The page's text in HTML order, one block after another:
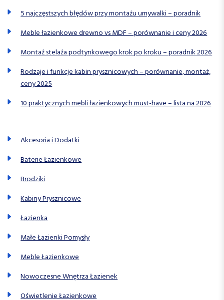
5 najczęstszych błędów przy montażu umywalki – poradnik
Meble łazienkowe drewno vs MDF – porównanie i ceny 2026
Montaż stelaża podtynkowego krok po kroku – poradnik 2026
Rodzaje i funkcje kabin prysznicowych – porównanie, montaż,
ceny 2025
10 praktycznych mebli łazienkowych must-have – lista na 2026
Akcesoria i Dodatki
Baterie Łazienkowe
Brodziki
Kabiny Prysznicowe
Łazienka
Małe Łazienki Pomysły
Meble Łazienkowe
Nowoczesne Wnętrza Łazienek
Oświetlenie Łazienkowe